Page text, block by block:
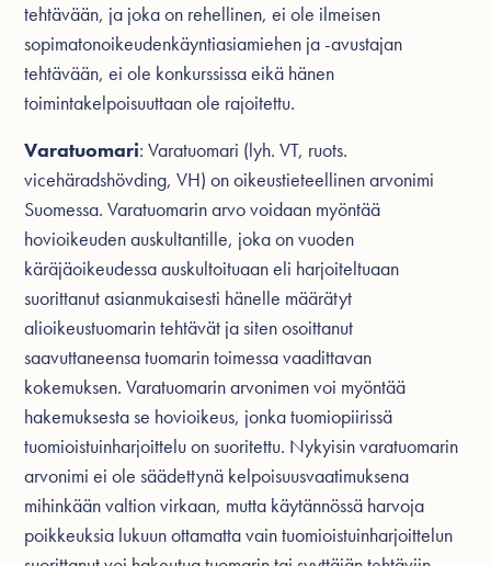
tehtävään, ja joka on rehellinen, ei ole ilmeisen
sopimatonoikeudenkäyntiasiamiehen ja -avustajan
tehtävään, ei ole konkurssissa eikä hänen
toimintakelpoisuuttaan ole rajoitettu.
Varatuomari: Varatuomari (lyh. VT, ruots.
vicehäradshövding, VH) on oikeustieteellinen arvonimi
Suomessa. Varatuomarin arvo voidaan myöntää
hovioikeuden auskultantille, joka on vuoden
käräjäoikeudessa auskultoituaan eli harjoiteltuaan
suorittanut asianmukaisesti hänelle määrätyt
alioikeustuomarin tehtävät ja siten osoittanut
saavuttaneensa tuomarin toimessa vaadittavan
kokemuksen. Varatuomarin arvonimen voi myöntää
hakemuksesta se hovioikeus, jonka tuomiopiirissä
tuomioistuinharjoittelu on suoritettu. Nykyisin varatuomarin
arvonimi ei ole säädettynä kelpoisuusvaatimuksena
mihinkään valtion virkaan, mutta käytännössä harvoja
poikkeuksia lukuun ottamatta vain tuomioistuinharjoittelun